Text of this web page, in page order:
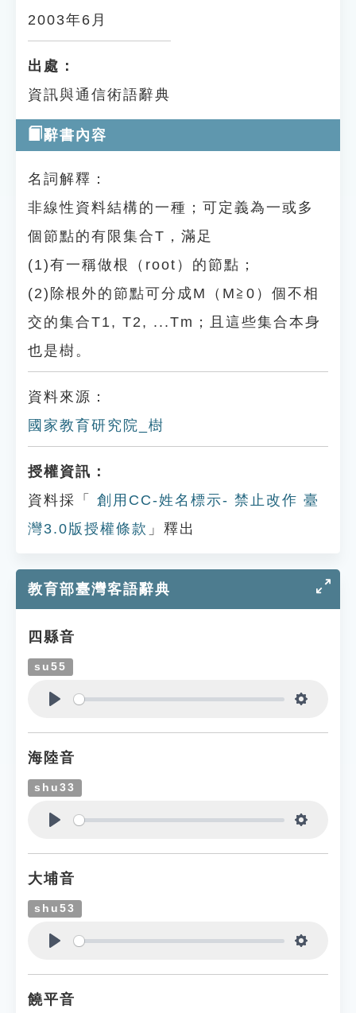
2003年6月
出處：
資訊與通信術語辭典
辭書內容
名詞解釋：
非線性資料結構的一種；可定義為一或多
個節點的有限集合T，滿足
(1)有一稱做根（root）的節點；
(2)除根外的節點可分成M（M≧0）個不相
交的集合T1, T2, ...Tm；且這些集合本身
也是樹。
資料來源：
國家教育研究院_樹
授權資訊：
資料採「
創用CC-姓名標示- 禁止改作 臺
灣3.0版授權條款 」釋出
教育部臺灣客語辭典
四縣音
su55
海陸音
shu33
大埔音
shu53
饒平音